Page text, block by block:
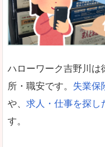
ハローワーク吉野川は
所・職安です。 失業保
や、 求人・仕事を探し
す。